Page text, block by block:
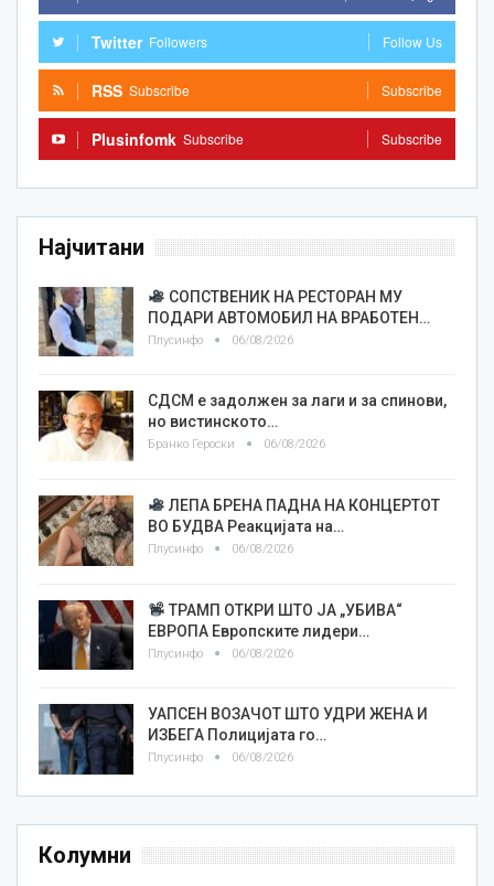
Twitter Followers Follow Us
RSS Subscribe Subscribe
Plusinfomk Subscribe Subscribe
Најчитани
СОПСТВЕНИК НА РЕСТОРАН МУ
ПОДАРИ АВТОМОБИЛ НА ВРАБОТЕН…
Плусинфо 06/08/2026
СДСМ е задолжен за лаги и за спинови,
но вистинското…
Бранко Героски 06/08/2026
ЛЕПА БРЕНА ПАДНА НА КОНЦЕРТОТ
ВО БУДВА Реакцијата на…
Плусинфо 06/08/2026
ТРАМП ОТКРИ ШТО ЈА „УБИВА“
ЕВРОПА Европските лидери…
Плусинфо 06/08/2026
УАПСЕН ВОЗАЧОТ ШТО УДРИ ЖЕНА И
ИЗБЕГА Полицијата го…
Плусинфо 06/08/2026
Колумни